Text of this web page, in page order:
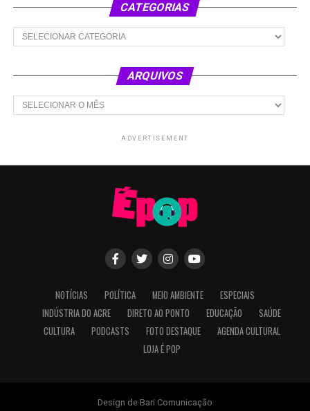
CATEGORIAS
Categorias
ARQUIVOS
Arquivos
ADVERTISEMENT
NOTÍCIAS POLÍTICA MEIO AMBIENTE
ESPECIAIS
INDÚSTRIA DO ACRE
DIRETO AO PONTO EDUCAÇÃO
SAÚDE
CULTURA
PODCASTS FOTO DESTAQUE
AGENDA CULTURAL
LOJA É POP
Design de Bari Comunicação